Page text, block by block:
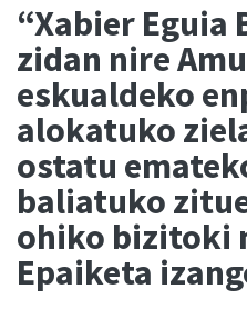
“Xabier Eguia
zidan nire
eskualdeko
alokatuko
ostatu
baliatuko
ohiko bizitoki
Epaiketa